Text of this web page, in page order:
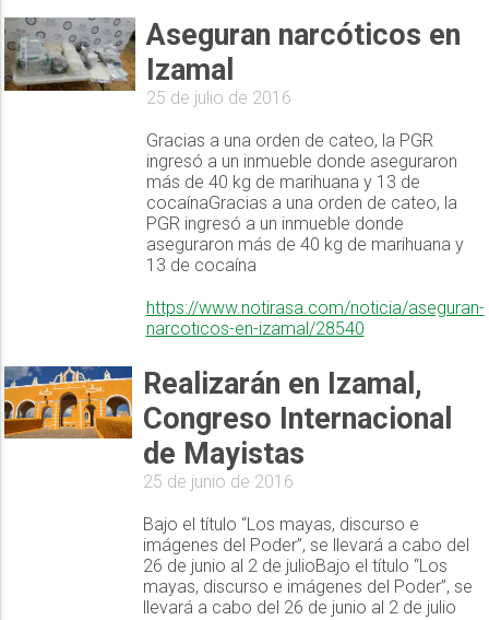
Aseguran narcóticos en
Izamal
25 de julio de 2016
Gracias a una orden de cateo, la PGR
ingresó a un inmueble donde aseguraron
más de 40 kg de marihuana y 13 de
cocaínaGracias a una orden de cateo, la
PGR ingresó a un inmueble donde
aseguraron más de 40 kg de marihuana y
13 de cocaína
https://www.notirasa.com/noticia/aseguran-
narcoticos-en-izamal/28540
Realizarán en Izamal,
Congreso Internacional
de Mayistas
25 de junio de 2016
Bajo el título “Los mayas, discurso e
imágenes del Poder”, se llevará a cabo del
26 de junio al 2 de julioBajo el título “Los
mayas, discurso e imágenes del Poder”, se
llevará a cabo del 26 de junio al 2 de julio